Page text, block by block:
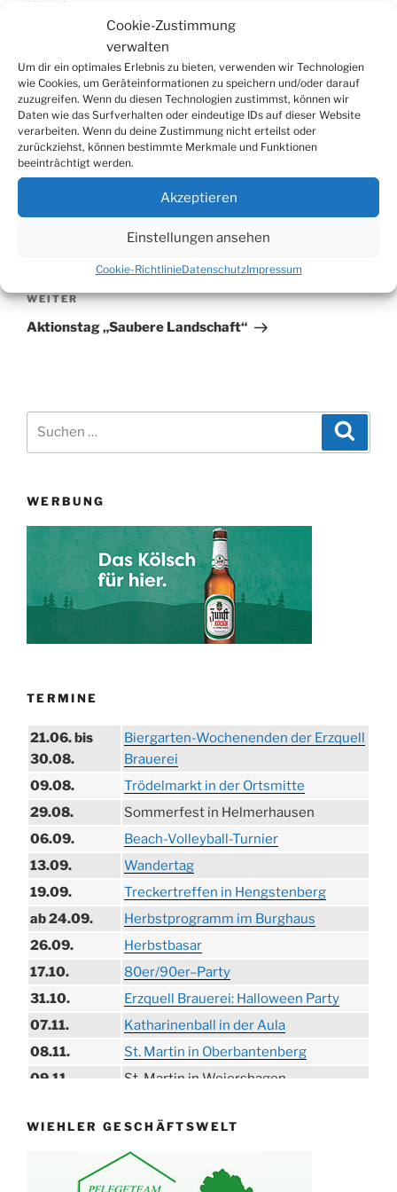
Cookie-Zustimmung
verwalten
Um dir ein optimales Erlebnis zu bieten, verwenden wir Technologien
wie Cookies, um Geräteinformationen zu speichern und/oder darauf
zuzugreifen. Wenn du diesen Technologien zustimmst, können wir
Daten wie das Surfverhalten oder eindeutige IDs auf dieser Website
verarbeiten. Wenn du deine Zustimmung nicht erteilst oder
zurückziehst, können bestimmte Merkmale und Funktionen
beeinträchtigt werden.
Akzeptieren
Einstellungen ansehen
Cookie-RichtlinieDatenschutzImpressum
Website
Beitragsnavigation
Brauerei Open Air „Kölsche Nacht“: Schon über
Nächster
Beitrag
WEITER
Aktionstag „Saubere Landschaft“
WERBUNG
TERMINE
21.06. bis
30.08.
Biergarten-Wochenenden der Erzquell
Brauerei
09.08.
Trödelmarkt in der Ortsmitte
29.08.
Sommerfest in Helmerhausen
06.09.
Beach-Volleyball-Turnier
13.09.
Wandertag
19.09.
Treckertreffen in Hengstenberg
ab 24.09.
Herbstprogramm im Burghaus
26.09.
Herbstbasar
17.10.
80er/90er–Party
31.10.
Erzquell Brauerei: Halloween Party
07.11.
Katharinenball in der Aula
08.11.
St. Martin in Oberbantenberg
09.11.
St. Martin in Weiershagen
11.11.
„DÜX“ im Burghaus
Proklamation der Tollitäten
Konzert Bielsteiner Männerchor
WIEHLER GESCHÄFTSWELT